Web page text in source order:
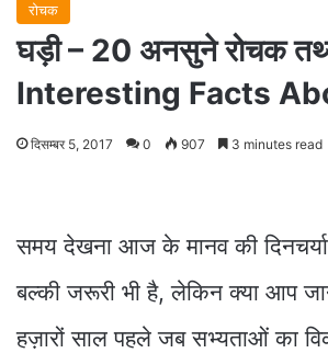
रोचक
घड़ी – 20 अनसुने रोचक
Interesting Facts
दिसम्बर 5, 2017 0 907 3 minutes read
समय देखना आज के मानव की दिनचर्या
बल्‍की जरूरी भी है, लेकिन क्‍या आप
हज़ारों साल पहले जब सभ्यताओं का